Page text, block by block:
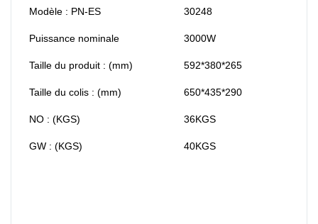
Modèle : PN-ES 30248
Puissance nominale 3000W
Taille du produit : (mm) 592*380*265
Taille du colis : (mm) 650*435*290
NO : (KGS) 36KGS
GW : (KGS) 40KGS